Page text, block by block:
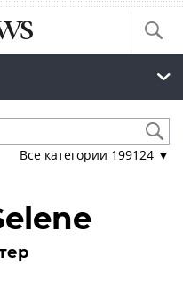
Все категории 199124 ▼